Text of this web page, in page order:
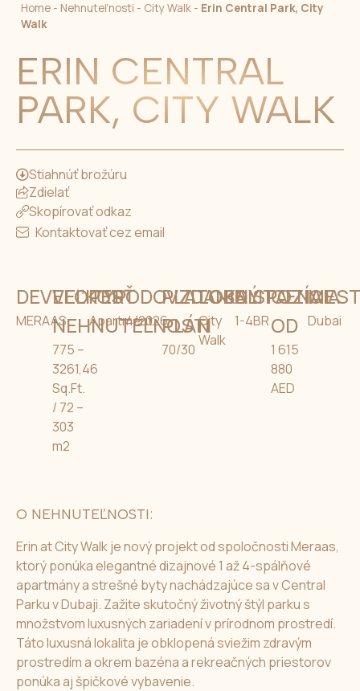
Home- Nehnuteľnosti - City Walk- Erin Central Park, City
Walk
ERIN CENTRAL
PARK, CITY WALK
Stiahnúť brožúru
Zdielať
Skopírovať odkaz
Kontaktovať cez email
DEVELOPER
MERAAS
VEĽKOSŤ
NEHNUTEĽNOSTI
775 –
3261,46
Sq.Ft.
/ 72 –
303
m2
TYP
Apartment
ODOVZDANIE
4/2026
PLATOBNÝ
PLÁN
70/30
LOKALITA
City
Walk
DISPOZÍCIA
1-4BR
CENA
OD
1 615
880
AED
Dubai
O NEHNUTEĽNOSTI:
Erin at City Walk je nový projekt od spoločnosti Meraas,
ktorý ponúka elegantné dizajnové 1 až 4-spálňové
apartmány a strešné byty nachádzajúce sa v Central
Parku v Dubaji. Zažite skutočný životný štýl parku s
množstvom luxusných zariadení v prírodnom prostredí.
Táto luxusná lokalita je obklopená sviežim zdravým
prostredím a okrem bazéna a rekreačných priestorov
ponúka aj špičkové vybavenie.